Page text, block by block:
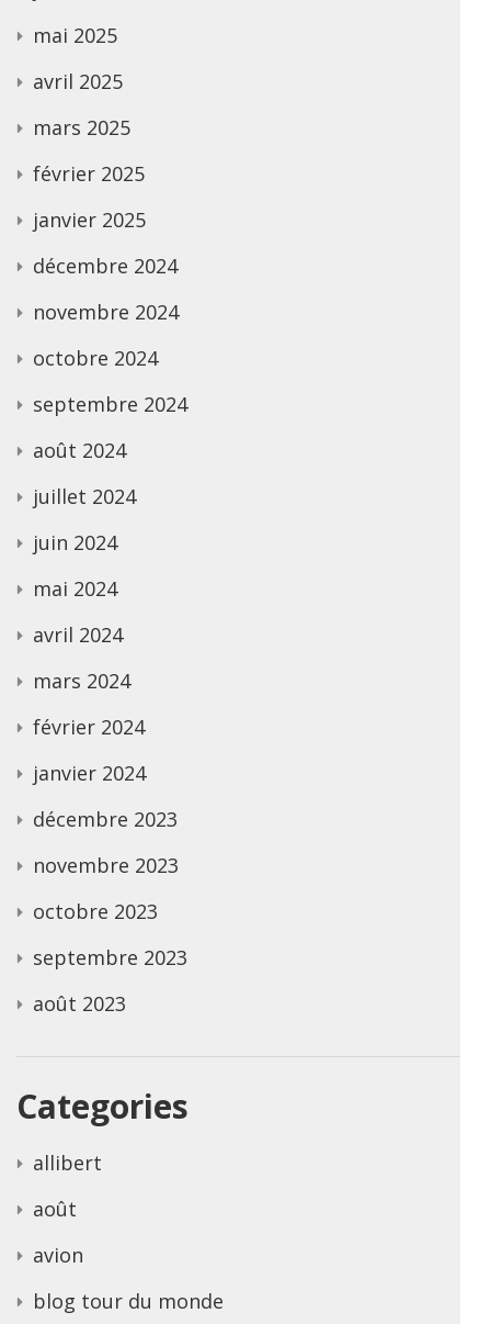
mai 2025
avril 2025
mars 2025
février 2025
janvier 2025
décembre 2024
novembre 2024
octobre 2024
septembre 2024
août 2024
juillet 2024
juin 2024
mai 2024
avril 2024
mars 2024
février 2024
janvier 2024
décembre 2023
novembre 2023
octobre 2023
septembre 2023
août 2023
Categories
allibert
août
avion
blog tour du monde